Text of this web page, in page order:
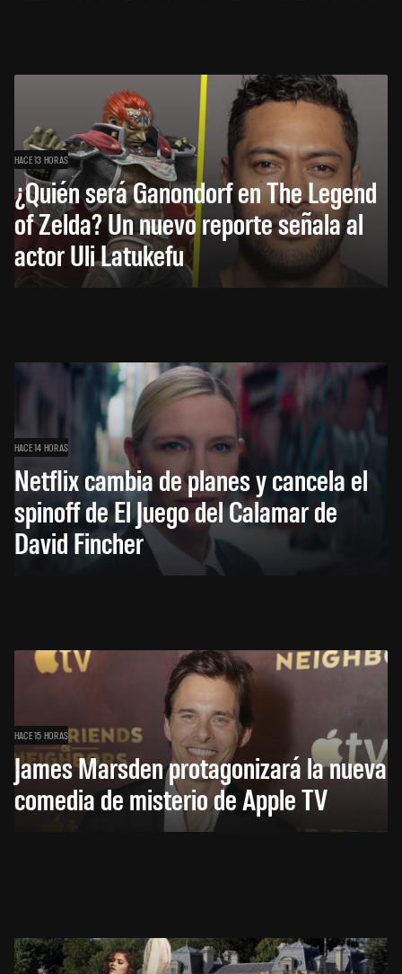
HACE 13 HORAS
¿Quién será Ganondorf en The Legend
of Zelda? Un nuevo reporte señala al
actor Uli Latukefu
HACE 14 HORAS
Netflix cambia de planes y cancela el
spinoff de El Juego del Calamar de
David Fincher
HACE 15 HORAS
James Marsden protagonizará la nueva
comedia de misterio de Apple TV